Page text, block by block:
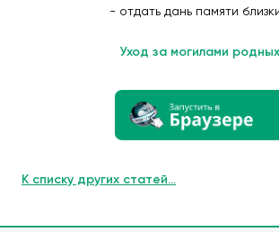
- отдать дань памяти
Уход за могилами
К списку других статей...